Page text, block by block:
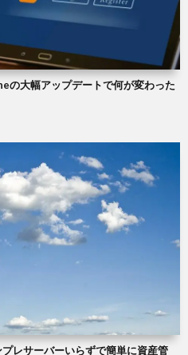
の大幅アップデートで何が変わった
レサーバーいらずで簡単に資産管